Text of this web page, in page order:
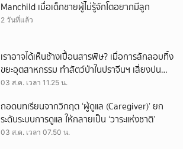
Manchild เมื่อเด็กชายผู้ไม่รู้จักโตอยากมีลูก
2 วันที่แล้ว
เราอาจได้เห็นช้างเปื้อนสารพิษ? เมื่อการลักลอบทิ้ง
ขยะอุตสาหกรรม ทำสัตว์ป่าในปราจีนฯ เสี่ยงปน
เปื้อน
03 ส.ค. เวลา 11.25 น.
ถอดบทเรียนจากวิกฤต ‘ผู้ดูแล (Caregiver)’ ยก
ระดับระบบการดูแล ให้กลายเป็น ‘วาระแห่งชาติ’
03 ส.ค. เวลา 07.50 น.